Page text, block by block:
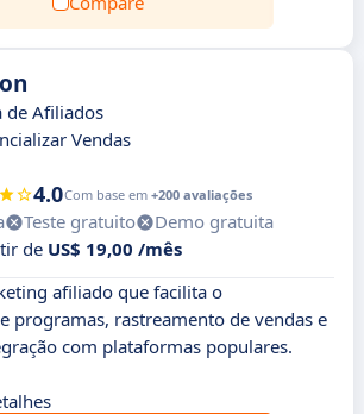
de Afiliados
Vendas
4.0Com base em +200 avaliações
Teste gratuito
Demo gratuita
de US$ 19,00 /mês
afiliado que facilita o
programas, rastreamento de vendas e
com plataformas populares.